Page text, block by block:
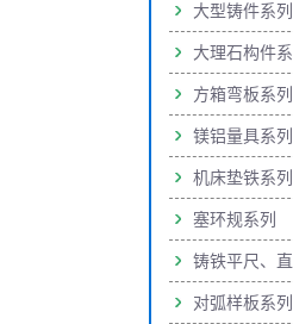
大型铸件系列
大理石构件系
方箱弯板系列
镁铝量具系列
机床垫铁系列
塞环规系列
铸铁平尺、
对弧样板系列